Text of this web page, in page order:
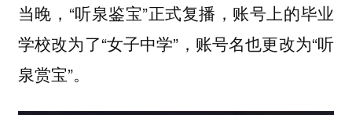
当晚，“听泉鉴宝”正式复播，账号上的毕业
学校改为了“女子中学”，账号名也更改为“听
泉赏宝”。